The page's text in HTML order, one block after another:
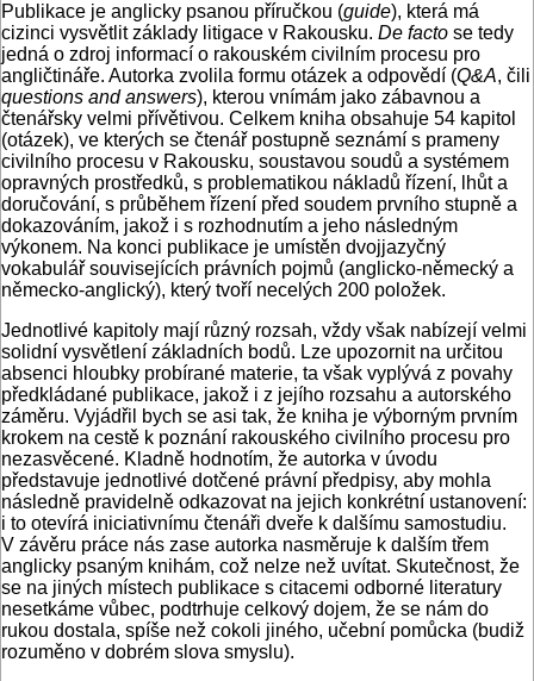
Publikace je anglicky psanou příručkou (guide), která má
cizinci vysvětlit základy litigace v Rakousku. De facto se tedy
jedná o zdroj informací o rakouském civilním procesu pro
angličtináře. Autorka zvolila formu otázek a odpovědí (Q&A, čili
questions and answers), kterou vnímám jako zábavnou a
čtenářsky velmi přívětivou. Celkem kniha obsahuje 54 kapitol
(otázek), ve kterých se čtenář postupně seznámí s prameny
civilního procesu v Rakousku, soustavou soudů a systémem
opravných prostředků, s problematikou nákladů řízení, lhůt a
doručování, s průběhem řízení před soudem prvního stupně a
dokazováním, jakož i s rozhodnutím a jeho následným
výkonem. Na konci publikace je umístěn dvojjazyčný
vokabulář souvisejících právních pojmů (anglicko-německý a
německo-anglický), který tvoří necelých 200 položek.
Jednotlivé kapitoly mají různý rozsah, vždy však nabízejí velmi
solidní vysvětlení základních bodů. Lze upozornit na určitou
absenci hloubky probírané materie, ta však vyplývá z povahy
předkládané publikace, jakož i z jejího rozsahu a autorského
záměru. Vyjádřil bych se asi tak, že kniha je výborným prvním
krokem na cestě k poznání rakouského civilního procesu pro
nezasvěcené. Kladně hodnotím, že autorka v úvodu
představuje jednotlivé dotčené právní předpisy, aby mohla
následně pravidelně odkazovat na jejich konkrétní ustanovení:
i to otevírá iniciativnímu čtenáři dveře k dalšímu samostudiu.
V závěru práce nás zase autorka nasměruje k dalším třem
anglicky psaným knihám, což nelze než uvítat. Skutečnost, že
se na jiných místech publikace s citacemi odborné literatury
nesetkáme vůbec, podtrhuje celkový dojem, že se nám do
rukou dostala, spíše než cokoli jiného, učební pomůcka (budiž
rozuměno v dobrém slova smyslu).